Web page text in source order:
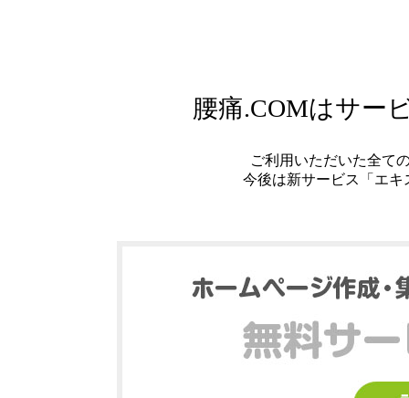
腰痛.COMはサー
ご利用いただいた全て
今後は新サービス「エ